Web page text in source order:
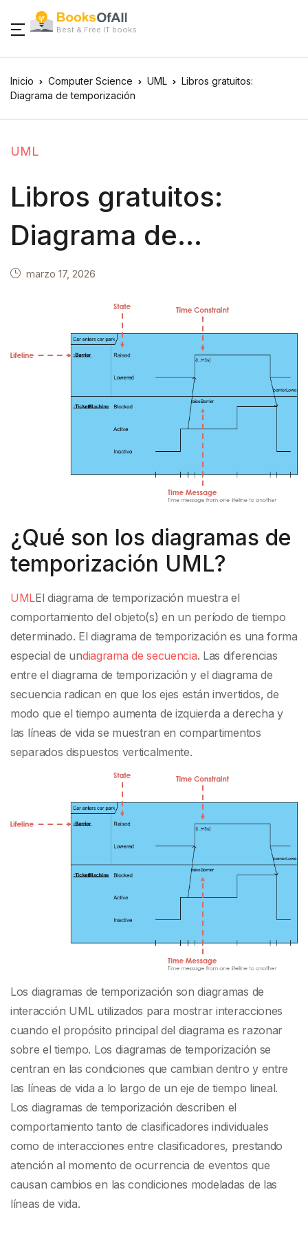
Best & Free IT books
Inicio Computer Science UML
Libros gratuitos:
Diagrama de temporización
UML
Libros gratuitos:
Diagrama de
temporización
marzo 17, 2026
¿Qué son los diagramas de
temporización UML?
UMLEl diagrama de temporización muestra el
comportamiento del objeto(s) en un período de tiempo
determinado. El diagrama de temporización es una forma
especial de undiagrama de secuencia. Las diferencias
entre el diagrama de temporización y el diagrama de
secuencia radican en que los ejes están invertidos, de
modo que el tiempo aumenta de izquierda a derecha y
las líneas de vida se muestran en compartimentos
separados dispuestos verticalmente.
Los diagramas de temporización son diagramas de
interacción UML utilizados para mostrar interacciones
cuando el propósito principal del diagrama es razonar
sobre el tiempo. Los diagramas de temporización se
centran en las condiciones que cambian dentro y entre
las líneas de vida a lo largo de un eje de tiempo lineal.
Los diagramas de temporización describen el
comportamiento tanto de clasificadores individuales
como de interacciones entre clasificadores, prestando
atención al momento de ocurrencia de eventos que
causan cambios en las condiciones modeladas de las
líneas de vida.